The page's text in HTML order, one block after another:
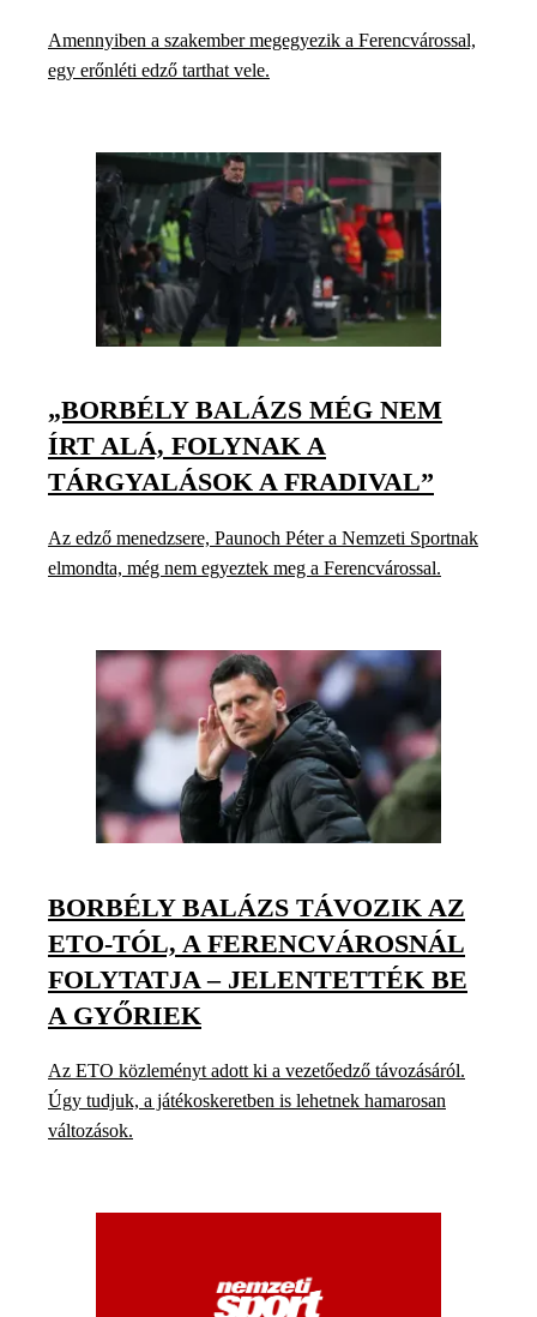
Amennyiben a szakember megegyezik a Ferencvárossal,
egy erőnléti edző tarthat vele.
„BORBÉLY BALÁZS MÉG NEM
ÍRT ALÁ, FOLYNAK A
TÁRGYALÁSOK A FRADIVAL”
Az edző menedzsere, Paunoch Péter a Nemzeti Sportnak
elmondta, még nem egyeztek meg a Ferencvárossal.
BORBÉLY BALÁZS TÁVOZIK AZ
ETO-TÓL, A FERENCVÁROSNÁL
FOLYTATJA – JELENTETTÉK BE
A GYŐRIEK
Az ETO közleményt adott ki a vezetőedző távozásáról.
Úgy tudjuk, a játékoskeretben is lehetnek hamarosan
változások.